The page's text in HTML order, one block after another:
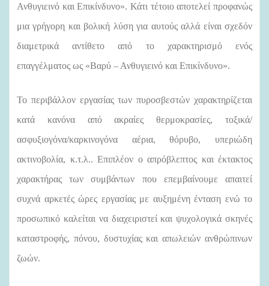
Ανθυγιεινό και Επικίνδυνο». Κάτι τέτοιο αποτελεί προφανώς
μια γρήγορη και βολική λύση για αυτούς αλλά είναι σχεδόν
διαμετρικά αντίθετο από το χαρακτηρισμό ενός
επαγγέλματος ως «Βαρύ – Ανθυγιεινό και Επικίνδυνο».
Το περιβάλλον εργασίας των πυροσβεστών χαρακτηρίζεται
κατά κανόνα από ακραίες θερμοκρασίες, τοξικά/
ασφυξιογόνα/καρκινογόνα αέρια, θόρυβο, υπεριώδη
ακτινοβολία, κ.τ.λ.. Επιπλέον ο απρόβλεπτος και έκτακτος
χαρακτήρας των συμβάντων που επεμβαίνουμε απαιτεί
συχνά αρκετές ώρες εργασίας με αυξημένη ένταση ενώ το
προσωπικό καλείται να διαχειριστεί και ψυχολογικά σκηνές
καταστροφής, πόνου, δυστυχίας και απωλειών ανθρώπινων
ζωών.